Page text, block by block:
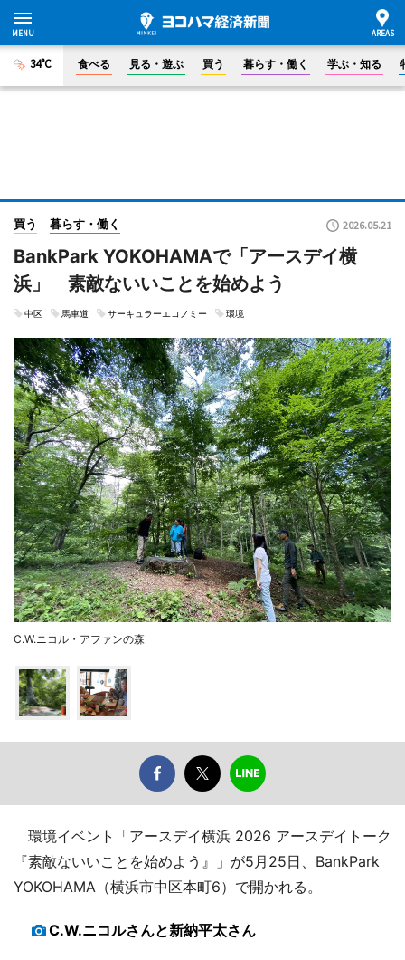
34°C 食べる 見る・遊ぶ 買う 暮らす・働く 学ぶ・知る
買う 暮らす・働く 2026.05.21
BankPark YOKOHAMAで「アースデイ横
浜」 素敵ないいことを始めよう
中区 馬車道 サーキュラーエコノミー 環境
C.W.ニコル・アファンの森
環境イベント「アースデイ横浜 2026 アースデイトーク
『素敵ないいことを始めよう』」が5月25日、BankPark
YOKOHAMA（横浜市中区本町6）で開かれる。
C.W.ニコルさんと新納平太さん